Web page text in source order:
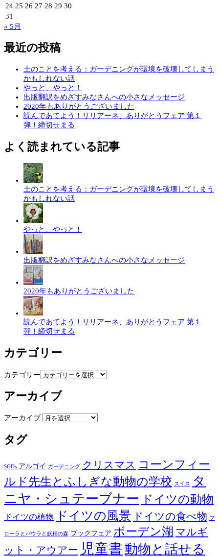
24 25 26 27 28 29 30
31
« 5月
最近の投稿
土のことを考える：ガーデニングが環境を破壊してしまう
かもしれない話
やっと、やっと！
出版翻訳をめざすみなさんへの小さなメッセージ
2020年もありがとうございました
読んであてよう！リリアーネ、ありがとうフェア 第１
弾！締切せまる
よく読まれている記事
土のことを考える：ガーデニングが環境を破壊してしまう
かもしれない話
やっと、やっと！
出版翻訳をめざすみなさんへの小さなメッセージ
2020年もありがとうございました
読んであてよう！リリアーネ、ありがとうフェア 第１
弾！締切せまる
カテゴリー
カテゴリー
アーカイブ
アーカイブ
タグ
SGDs アルゴイ ガーデニング クリスマス コーンフィー
ルド先生とふしぎな動物の学校 スイス
タ
ニヤ・シュテーブナー ドイツの動物
ドイツの植物 ドイツの風景 ドイツの食べ物 フ
ローラとパウラと妖精の森 ブックフェア ボーデン湖 マルギ
ット・アウアー 児童書 動物と話せる